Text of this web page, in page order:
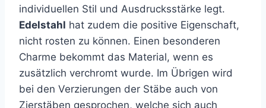
individuellen Stil und Ausdrucksstärke legt.
Edelstahl hat zudem die positive Eigenschaft,
nicht rosten zu können. Einen besonderen
Charme bekommt das Material, wenn es
zusätzlich verchromt wurde. Im Übrigen wird
bei den Verzierungen der Stäbe auch von
Zierstäben gesprochen, welche sich auch